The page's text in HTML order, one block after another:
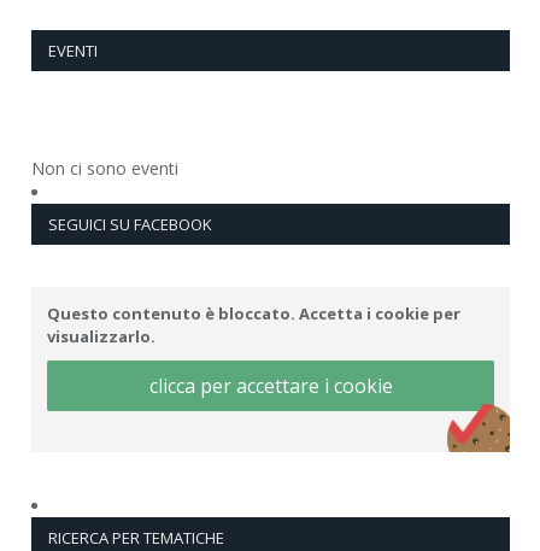
EVENTI
Non ci sono eventi
SEGUICI SU FACEBOOK
Questo contenuto è bloccato. Accetta i cookie per
visualizzarlo.
clicca per accettare i cookie
RICERCA PER TEMATICHE